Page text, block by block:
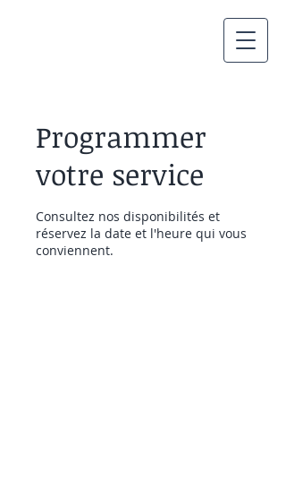
Programmer
votre service
Consultez nos disponibilités et
réservez la date et l'heure qui vous
conviennent.